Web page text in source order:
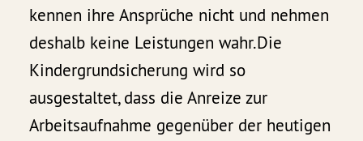
kennen ihre Ansprüche nicht und nehmen
deshalb keine Leistungen wahr.Die
Kindergrundsicherung wird so
ausgestaltet, dass die Anreize zur
Arbeitsaufnahme gegenüber der heutigen